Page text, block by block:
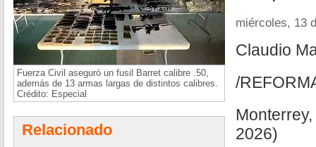
Fuerza Civil aseguró un fusil Barret calibre .50,
además de 13 armas largas de distintos calibres.
Crédito: Especial
Relacionado
miércoles, 13
Claudio
/
2026)